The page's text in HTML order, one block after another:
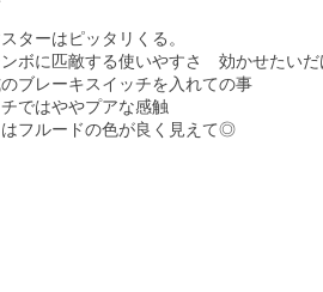
ターはピッタリくる。
ボに匹敵する使いやすさ　効かせたいだ
ブレーキスイッチを入れての事
ではややプアな感触
フルードの色が良く見えて◎